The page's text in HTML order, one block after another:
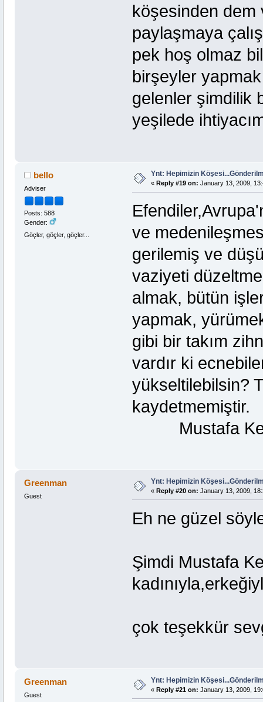
köşesinden dem
paylaşmaya
pek hoş olmaz
birşeyler
gelenler şimdilik
yeşilede
bello
Adviser
Posts: 588
Gender:
Göçler, göçler, göçler...
Ynt: Hepimizin
« Reply #19 on: January 13, 2009,
ve
gerilemiş ve
vaziyeti
almak, bütün
yapmak,
gibi bir takım
vardır ki
yükseltilebilsin?
Mustafa
Greenman
Guest
Ynt: Hepimizin
« Reply #20 on: January 13, 2009,
Eh ne güzel
Şimdi Mustafa
çok teşekkür
Greenman
Guest
Ynt: Hepimizin
« Reply #21 on: January 13, 2009,